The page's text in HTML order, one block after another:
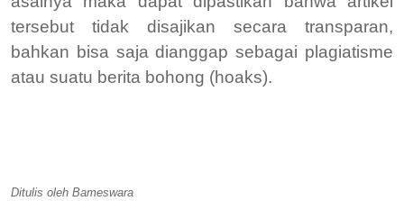
tersebut tidak disajikan secara transparan,
bahkan bisa saja dianggap sebagai plagiatisme
atau suatu berita bohong (hoaks).
Ditulis oleh Bameswara